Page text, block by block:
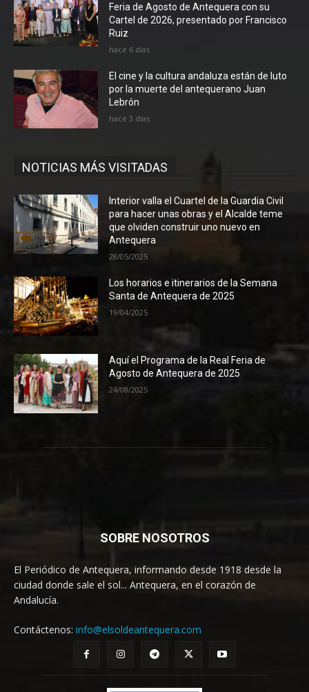
Feria de Agosto de Antequera con su
Cartel de 2026, presentado por Francisco
Ruiz
hace 6 días
El cine y la cultura andaluza están de luto
por la muerte del antequerano Juan
Lebrón
hace 3 días
NOTICIAS MÁS VISITADAS
Interior valla el Cuartel de la Guardia Civil
para hacer unas obras y el Alcalde teme
que olviden construir uno nuevo en
Antequera
28/05/2025
Los horarios e itinerarios de la Semana
Santa de Antequera de 2025
19/04/2025
Aquí el Programa de la Real Feria de
Agosto de Antequera de 2025
24/08/2025
SOBRE NOSOTROS
El Periódico de Antequera, informando desde 1918 desde la
ciudad donde sale el sol... Antequera, en el corazón de
Andalucía.
Contáctenos: info@elsoldeantequera.com